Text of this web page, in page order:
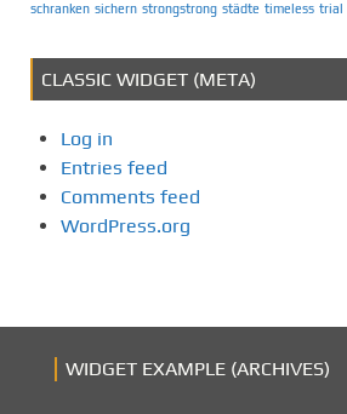
schranken sichern strongstrong städte timeless trial
CLASSIC WIDGET (META)
Log in
Entries feed
Comments feed
WordPress.org
WIDGET EXAMPLE (ARCHIVES)